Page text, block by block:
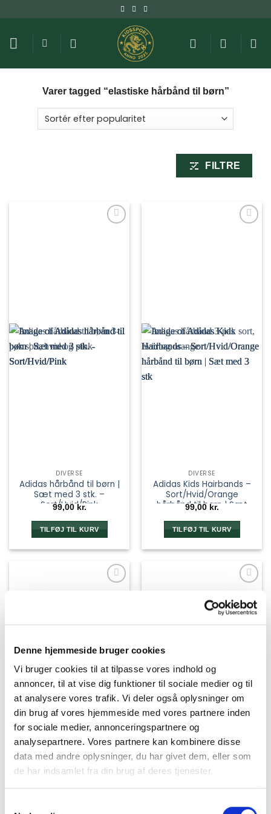
Denne hjemmeside bruger cookies
Vi bruger cookies til at tilpasse vores indhold og
annoncer, til at vise dig funktioner til sociale medier og til
at analysere vores trafik. Vi deler også oplysninger om
din brug af vores hjemmeside med vores partnere inden
for sociale medier, annonceringspartnere og
analysepartnere. Vores partnere kan kombinere disse
data med andre oplysninger, du har givet dem, eller som
de har indsamlet fra din brug af deres tjenester.
til
indhold
Varer tagged “elastiske hårbånd til børn”
FILTRE
DIVERSE
Adidas hårbånd til børn |
Sæt med 3 stk. –
Sort/Hvid/Pink
99,00 kr.
TILFØJ TIL KURV
DIVERSE
Adidas Kids Hairbands –
Sort/Hvid/Orange
hårbånd til børn | Sæt
med 3 stk
99,00 kr.
TILFØJ TIL KURV